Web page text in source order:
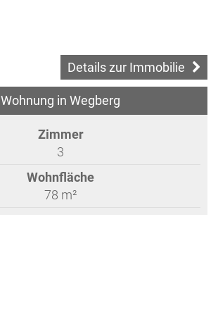
Details zur Immobilie
Wohnung in Wegberg
Zimmer
3
Wohnfläche
78 m²